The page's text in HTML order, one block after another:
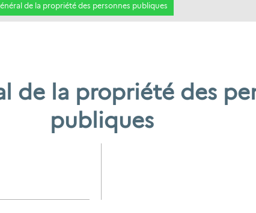
de la propriété des personnes publiques
de la propriété des
publiques